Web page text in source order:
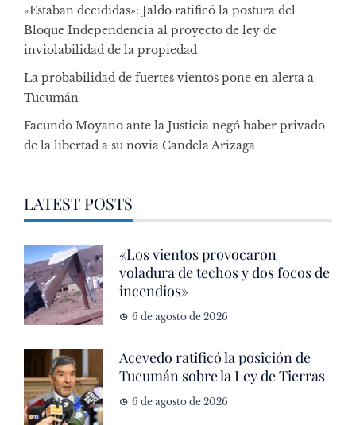
«Estaban decididas»: Jaldo ratificó la postura del
Bloque Independencia al proyecto de ley de
inviolabilidad de la propiedad
La probabilidad de fuertes vientos pone en alerta a
Tucumán
Facundo Moyano ante la Justicia negó haber privado
de la libertad a su novia Candela Arizaga
LATEST POSTS
«Los vientos provocaron
voladura de techos y dos focos de
incendios»
6 de agosto de 2026
Acevedo ratificó la posición de
Tucumán sobre la Ley de Tierras
6 de agosto de 2026